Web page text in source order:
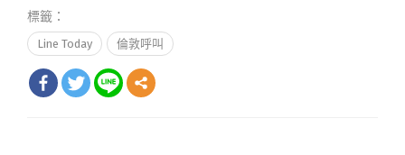
標籤：
Line Today 倫敦呼叫